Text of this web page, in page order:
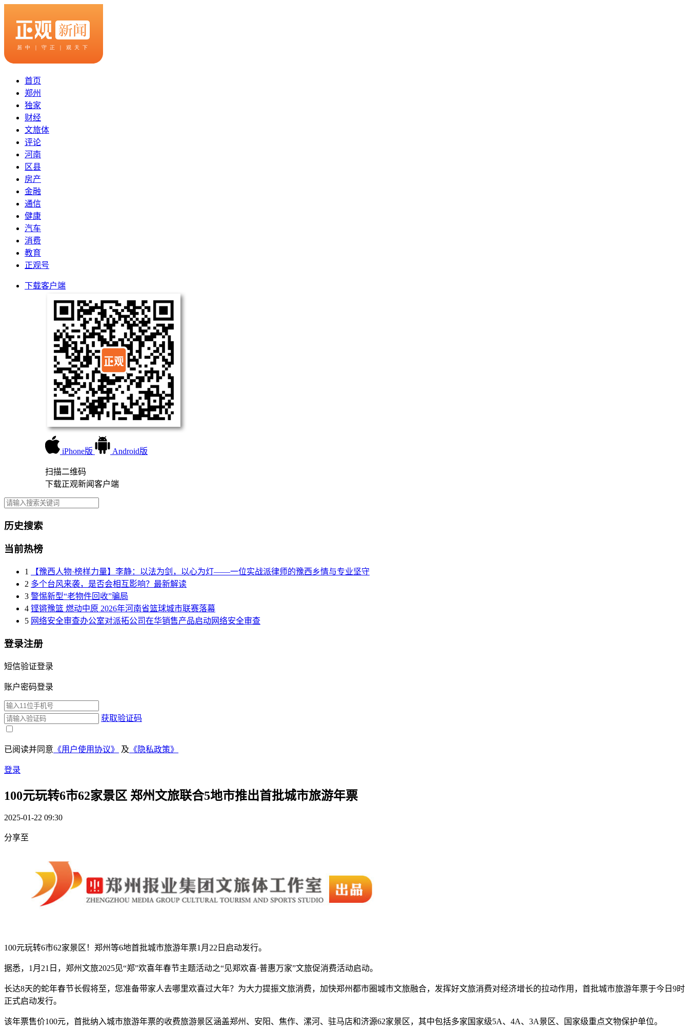
首页
郑州
独家
财经
文旅体
评论
河南
区县
房产
金融
通信
健康
汽车
消费
教育
正观号
下载客户端
iPhone版 Android版
扫描二维码
下载正观新闻客户端
历史搜索
当前热榜
1
【豫西人物·榜样力量】李静：以法为剑，以心为灯——一位实战派律师的豫西乡情与专业坚守
2 多个台风来袭，是否会相互影响？最新解读
3 警惕新型“老物件回收”骗局
4 铿锵豫篮 燃动中原 2026年河南省篮球城市联赛落幕
5 网络安全审查办公室对派拓公司在华销售产品启动网络安全审查
登录注册
短信验证登录
账户密码登录
获取验证码
已阅读并同意 《用户使用协议》 及 《隐私政策》
登录
100元玩转6市62家景区 郑州文旅联合5地市推出首批城市旅游年票
2025-01-22 09:30
分享至
100元玩转6市62家景区！郑州等6地首批城市旅游年票1月22日启动发行。
据悉，1月21日，郑州文旅2025见“郑”欢喜年春节主题活动之“见郑欢喜·普惠万家”文旅促消费活动启动。
长达8天的蛇年春节长假将至，您准备带家人去哪里欢喜过大年？为大力提振文旅消费，加快郑州都市圈城市文旅融合，发挥好文旅消费对经济增长的拉动作用，首批城市旅游年票于今日9时
正式启动发行。
该年票售价100元，首批纳入城市旅游年票的收费旅游景区涵盖郑州、安阳、焦作、漯河、驻马店和济源62家景区，其中包括多家国家级5A、4A、3A景区、国家级重点文物保护单位。